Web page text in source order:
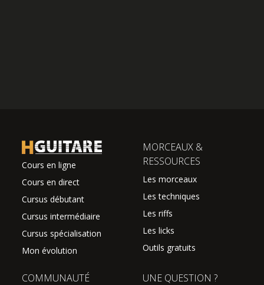
Cours en ligne
Cours en direct
Cursus débutant
Cursus intermédiaire
Cursus spécialisation
Mon évolution
MORCEAUX &
RESSOURCES
Les morceaux
Les techniques
Les riffs
Les licks
Outils gratuits
COMMUNAUTÉ UNE QUESTION ?